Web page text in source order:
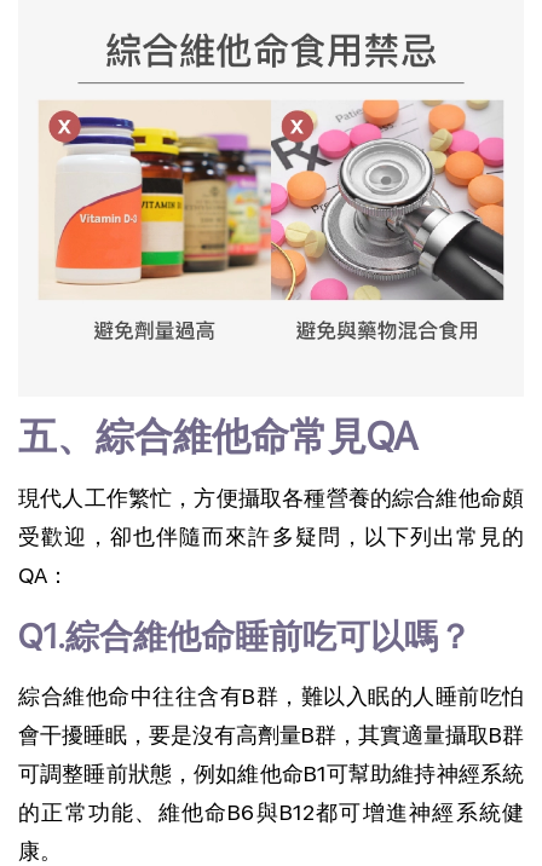
五、綜合維他命常見QA
現代人工作繁忙，方便攝取各種營養的綜合維他命頗
受歡迎，卻也伴隨而來許多疑問，以下列出常見的
QA：
Q1.綜合維他命睡前吃可以嗎？
綜合維他命中往往含有B群，難以入眠的人睡前吃怕
會干擾睡眠，要是沒有高劑量B群，其實適量攝取B群
可調整睡前狀態，例如維他命B1可幫助維持神經系統
的正常功能、維他命B6與B12都可增進神經系統健
康。